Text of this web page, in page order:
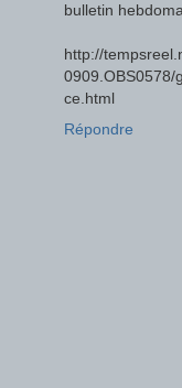
bulletin
http://
0909.OBS0578/
ce.html
Répondre